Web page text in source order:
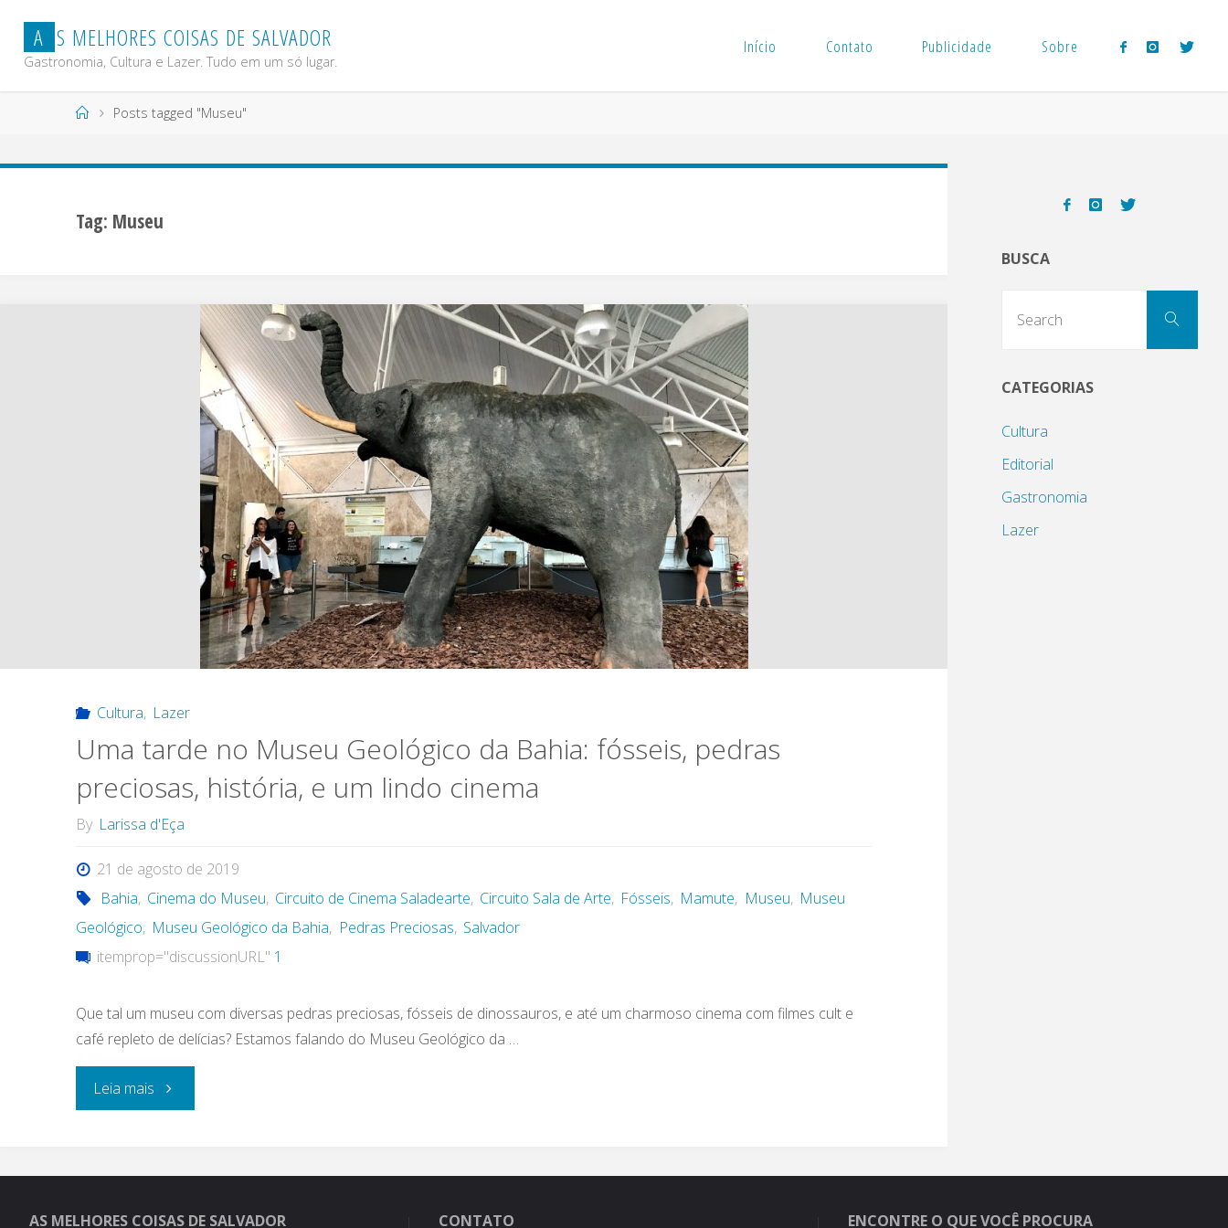
content
A S MELHORES COISAS DE SALVADOR
Gastronomia, Cultura e Lazer. Tudo em um só lugar.
Início Contato Publicidade Sobre
HomePosts tagged "Museu"
Tag: Museu
Cultura, Lazer
Uma tarde no Museu Geológico da Bahia: fósseis, pedras
preciosas, história, e um lindo cinema
By Larissa d'Eça
21 de agosto de 2019
Bahia, Cinema do Museu, Circuito de Cinema Saladearte, Circuito Sala de Arte, Fósseis, Mamute, Museu, Museu
Geológico, Museu Geológico da Bahia, Pedras Preciosas, Salvador
itemprop="discussionURL" 1
Que tal um museu com diversas pedras preciosas, fósseis de dinossauros, e até um charmoso cinema com filmes cult e
café repleto de delícias? Estamos falando do Museu Geológico da …
Leia mais "Uma
no
Museu
BUSCA
Search
CATEGORIAS
Cultura
Editorial
Gastronomia
Lazer
AS MELHORES COISAS DE SALVADOR CONTATO ENCONTRE O QUE VOCÊ PROCURA